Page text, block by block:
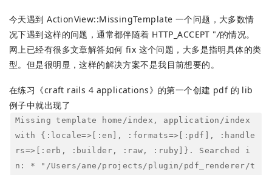
今天遇到 ActionView::MissingTemplate 一个问题，大多数情
况下遇到这样的问题，通常都伴随着 HTTP_ACCEPT "/的情况。
网上已经有很多文章解答如何 fix 这个问题，大多是指明具体的类
型。但是很明显，这样的解决方案不是我目前想要的。
在练习《craft rails 4 applications》的第一个创建 pdf 的 lib
例子中就出现了
Missing template home/index, application/index
with {:locale=>[:en], :formats=>[:pdf], :handle
rs=>[:erb, :builder, :raw, :ruby]}. Searched i
n: * "/Users/ane/projects/plugin/pdf_renderer/t